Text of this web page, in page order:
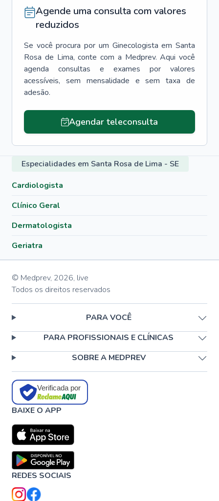
Agende uma consulta com valores
reduzidos
Se você procura por um Ginecologista em Santa
Rosa de Lima, conte com a Medprev. Aqui você
agenda consultas e exames por valores
acessíveis, sem mensalidade e sem taxa de
adesão.
Agendar teleconsulta
Especialidades em Santa Rosa de Lima - SE
Cardiologista
Clínico Geral
Dermatologista
Geriatra
© Medprev, 2026, live
Todos os direitos reservados
PARA VOCÊ
PARA PROFISSIONAIS E CLÍNICAS
SOBRE A MEDPREV
Verificada por
BAIXE O APP
REDES SOCIAIS